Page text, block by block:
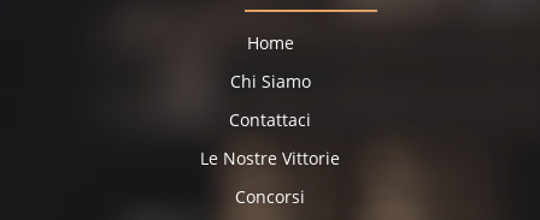
Home
Chi Siamo
Contattaci
Le Nostre Vittorie
Concorsi